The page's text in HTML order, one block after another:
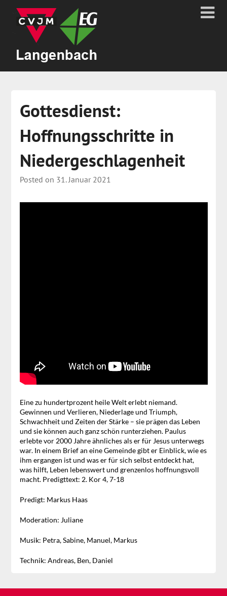
Gottesdienst:
Hoffnungsschritte in
Niedergeschlagenheit
Posted on 31. Januar 2021
Eine zu hundertprozent heile Welt erlebt niemand.
Gewinnen und Verlieren, Niederlage und Triumph,
Schwachheit und Zeiten der Stärke – sie prägen das Leben
und sie können auch ganz schön runterziehen. Paulus
erlebte vor 2000 Jahre ähnliches als er für Jesus unterwegs
war. In einem Brief an eine Gemeinde gibt er Einblick, wie es
ihm ergangen ist und was er für sich selbst entdeckt hat,
was hilft, Leben lebenswert und grenzenlos hoffnungsvoll
macht. Predigttext: 2. Kor 4, 7-18
Predigt: Markus Haas
Moderation: Juliane
Musik: Petra, Sabine, Manuel, Markus
Technik: Andreas, Ben, Daniel